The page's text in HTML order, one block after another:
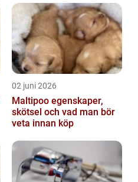
02 juni 2026
Maltipoo egenskaper,
skötsel och vad man bör
veta innan köp